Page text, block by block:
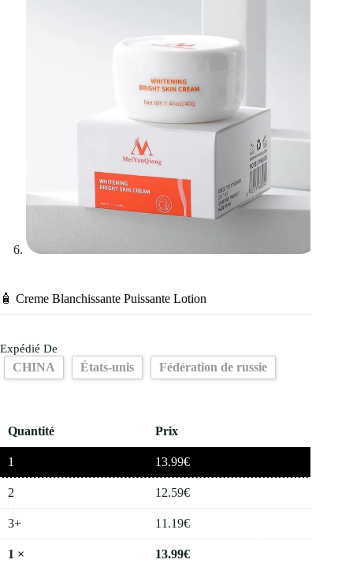
🧴 Creme Blanchissante Puissante Lotion
Expédié De
CHINA États-unis Fédération de russie
Quantité Prix
1 13.99€
2 12.59€
3+ 11.19€
1 × 13.99€